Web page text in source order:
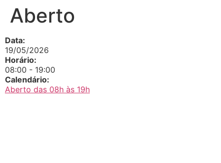
Aberto
Data:
19/05/2026
Horário:
08:00 - 19:00
Calendário:
Aberto das 08h às 19h